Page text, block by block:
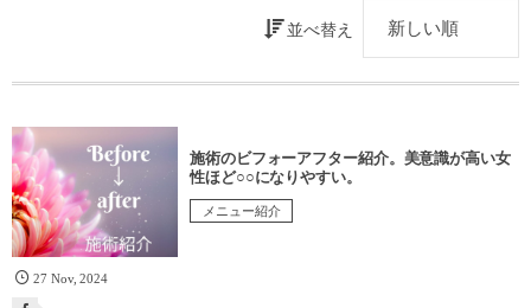
並べ替え
施術のビフォーアフター紹介。美意識が高い女
性ほど○○になりやすい。
メニュー紹介
27 Nov,2024